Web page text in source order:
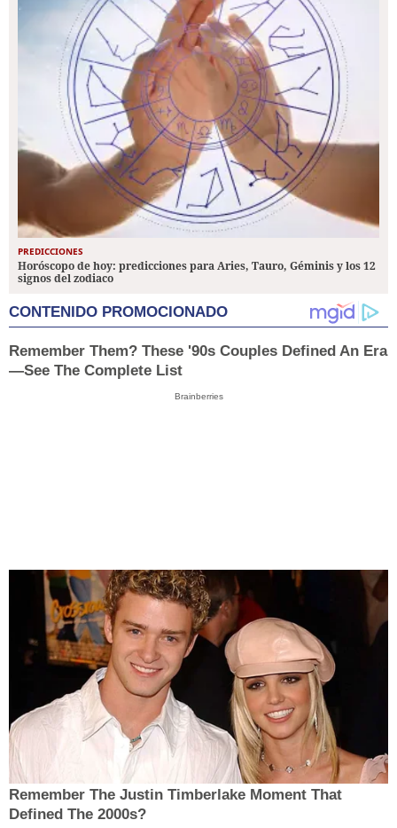
PREDICCIONES
Horóscopo de hoy: predicciones para Aries, Tauro, Géminis y los 12
signos del zodiaco
CONTENIDO PROMOCIONADO
Remember Them? These '90s Couples Defined An Era
—See The Complete List
Brainberries
Remember The Justin Timberlake Moment That
Defined The 2000s?